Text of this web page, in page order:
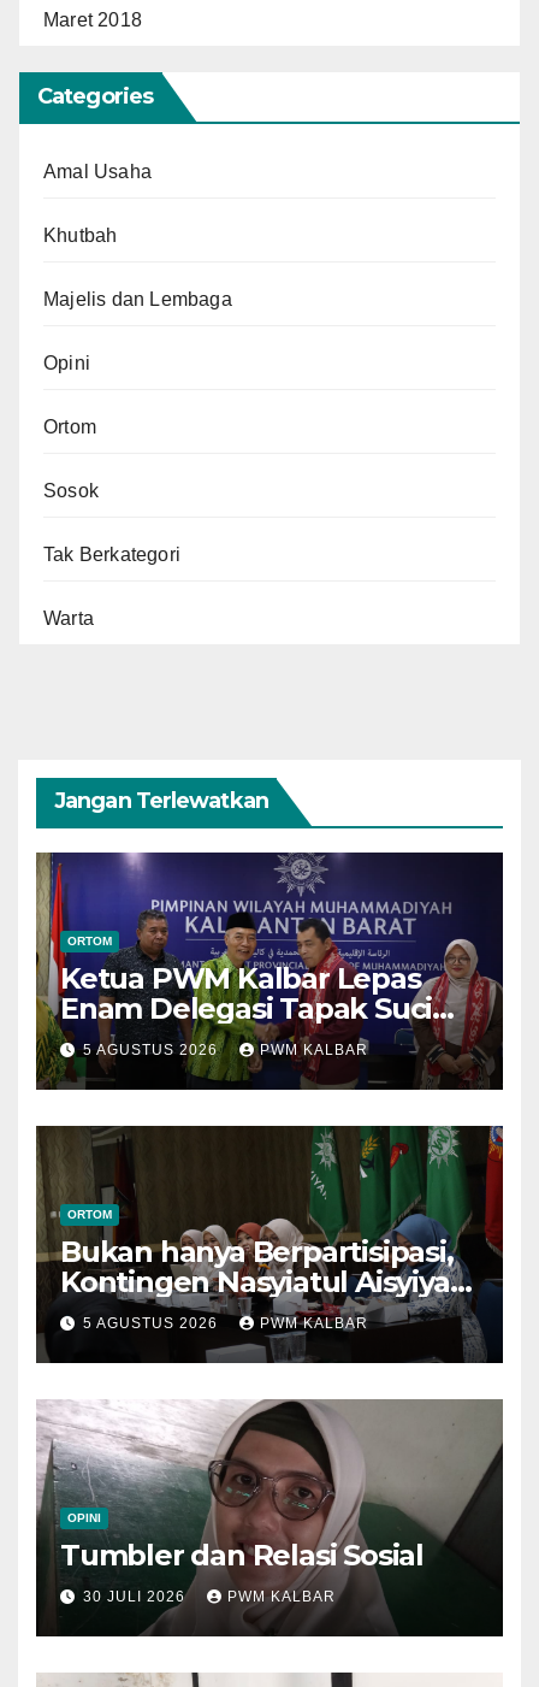
Maret 2018
Categories
Amal Usaha
Khutbah
Majelis dan Lembaga
Opini
Ortom
Sosok
Tak Berkategori
Warta
Jangan Terlewatkan
ORTOM
Ketua PWM Kalbar Lepas
Enam Delegasi Tapak Suci
Menuju Muktamar XVI di
Semarang
5 AGUSTUS 2026 PWM KALBAR
ORTOM
Bukan hanya Berpartisipasi,
Kontingen Nasyiatul Aisyiyah
Kalbar Perjuangkan Program
di Muktamar XV
5 AGUSTUS 2026 PWM KALBAR
OPINI
Tumbler dan Relasi Sosial
30 JULI 2026 PWM KALBAR